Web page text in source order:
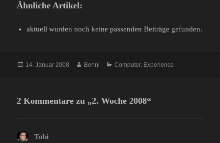
Ähnliche Artikel:
aktuell wurden noch keine passenden Beiträge gefunden.
Veröffentlicht
14. Januar 2008 Autor
Benni Kategorien
Computer, Experience
2 Kommentare zu „2. Woche 2008“
Tobi